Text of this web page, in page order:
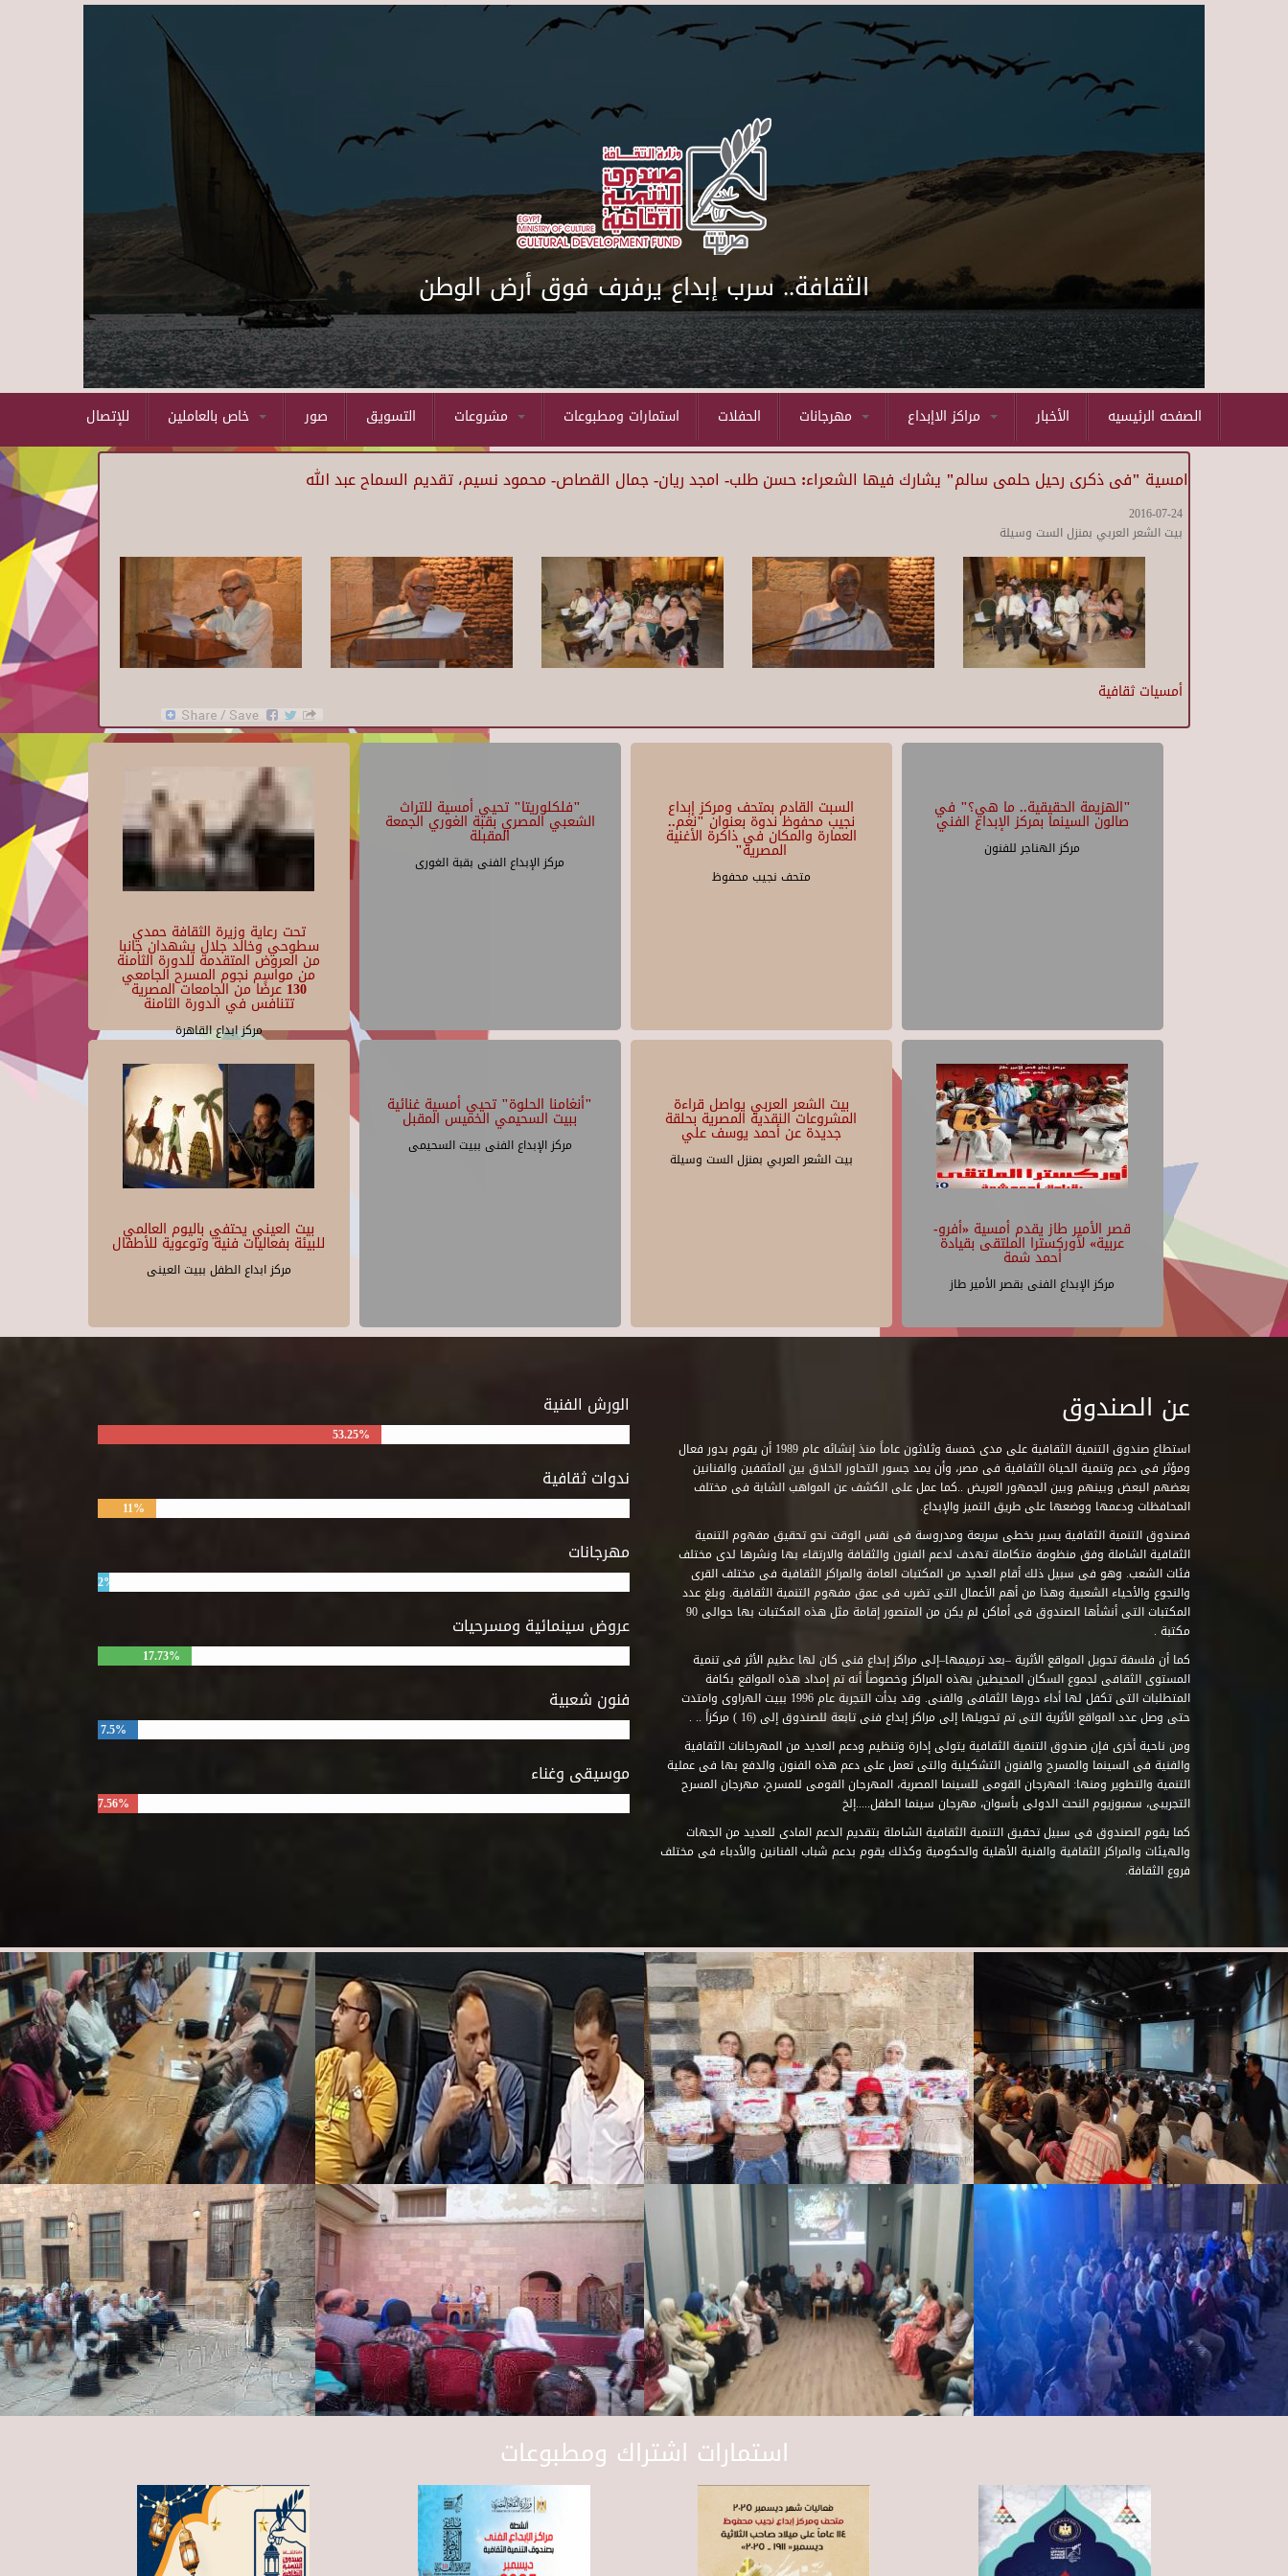
Skip to main content
الثقافة.. سرب إبداع يرفرف فوق أرض الوطن
للإتصال صور التسويق استمارات ومطبوعات الحفلات الأخبار الصفحه الرئيسيه
امسية "فى ذكرى رحيل حلمى سالم" يشارك فيها الشعراء: حسن طلب- امجد ريان- جمال القصاص- محمود نسيم، تقديم السماح عبد الله
2016-07-24
بيت الشعر العربي بمنزل الست وسيلة
أمسيات ثقافية
تحت رعاية وزيرة الثقافة حمدي
سطوحي وخالد جلال يشهدان جانبا
من العروض المتقدمة للدورة الثامنة
من مواسم نجوم المسرح الجامعي
130 عرضًا من الجامعات المصرية
تتنافس في الدورة الثامنة
مركز ابداع القاهرة
"فلكلوريتا" تحيي أمسية للتراث
الشعبي المصري بقبة الغوري الجمعة
المقبلة
مركز الإبداع الفنى بقبة الغورى
السبت القادم بمتحف ومركز إبداع
نجيب محفوظ ندوة بعنوان "نغم..
العمارة والمكان في ذاكرة الأغنية
المصرية"
متحف نجيب محفوظ
"الهزيمة الحقيقية.. ما هي؟" في
صالون السينما بمركز الإبداع الفني
مركز الهناجر للفنون
بيت العيني يحتفي باليوم العالمي
للبيئة بفعاليات فنية وتوعوية للأطفال
مركز ابداع الطفل ببيت العينى
"أنغامنا الحلوة" تحيي أمسية غنائية
ببيت السحيمي الخميس المقبل
مركز الإبداع الفنى ببيت السحيمى
بيت الشعر العربي يواصل قراءة
المشروعات النقدية المصرية بحلقة
جديدة عن أحمد يوسف علي
بيت الشعر العربي بمنزل الست وسيلة
قصر الأمير طاز يقدم أمسية «أفرو-
عربية» لأوركسترا الملتقى بقيادة
أحمد شمة
مركز الإبداع الفنى بقصر الأمير طاز
الورش الفنية
53.25%
ندوات ثقافية
11%
مهرجانات
2%
عروض سينمائية ومسرحيات
17.73%
فنون شعبية
7.5%
موسيقى وغناء
7.56%
عن الصندوق
استطاع صندوق التنمية الثقافية على مدى خمسة وثلاثون عاماً منذ إنشائه عام 1989 أن يقوم بدور فعال
ومؤثر فى دعم وتنمية الحياة الثقافية فى مصر، وأن يمد جسور التحاور الخلاق بين المثقفين والفنانين
بعضهم البعض وبينهم وبين الجمهور العريض ..كما عمل على الكشف عن المواهب الشابة فى مختلف
المحافظات ودعمها ووضعها على طريق التميز والإبداع.
فصندوق التنمية الثقافية يسير بخطى سريعة ومدروسة فى نفس الوقت نحو تحقيق مفهوم التنمية
الثقافية الشاملة وفق منظومة متكاملة تهدف لدعم الفنون والثقافة والارتقاء بها ونشرها لدى مختلف
فئات الشعب. وهو فى سبيل ذلك أقام العديد من المكتبات العامة والمراكز الثقافية فى مختلف القرى
والنجوع والأحياء الشعبية وهذا من أهم الأعمال التى تضرب فى عمق مفهوم التنمية الثقافية. وبلغ عدد
المكتبات التى أنشأها الصندوق فى أماكن لم يكن من المتصور إقامة مثل هذه المكتبات بها حوالى 90
مكتبة .
كما أن فلسفة تحويل المواقع الأثرية –بعد ترميمها–إلى مراكز إبداع فنى كان لها عظيم الأثر فى تنمية
المستوى الثقافى لجموع السكان المحيطين بهذه المراكز وخصوصاً أنه تم إمداد هذه المواقع بكافة
المتطلبات التى تكفل لها أداء دورها الثقافى والفنى. وقد بدأت التجربة عام 1996 ببيت الهراوى وامتدت
حتى وصل عدد المواقع الأثرية التى تم تحويلها إلى مراكز إبداع فنى تابعة للصندوق إلى (16 ) مركزاً .. .
ومن ناحية أخرى فإن صندوق التنمية الثقافية يتولى إدارة وتنظيم ودعم العديد من المهرجانات الثقافية
والفنية فى السينما والمسرح والفنون التشكيلية والتى تعمل على دعم هذه الفنون والدفع بها فى عملية
التنمية والتطوير ومنها: المهرجان القومى للسينما المصرية، المهرجان القومى للمسرح، مهرجان المسرح
التجريبى، سمبوزيوم النحت الدولى بأسوان، مهرجان سينما الطفل.....إلخ
كما يقوم الصندوق فى سبيل تحقيق التنمية الثقافية الشاملة بتقديم الدعم المادى للعديد من الجهات
والهيئات والمراكز الثقافية والفنية الأهلية والحكومية وكذلك يقوم بدعم شباب الفنانين والأدباء فى مختلف
فروع الثقافة.
استمارات اشتراك ومطبوعات